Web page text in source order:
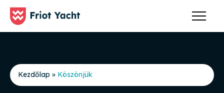
Kezdőlap » Köszönjük